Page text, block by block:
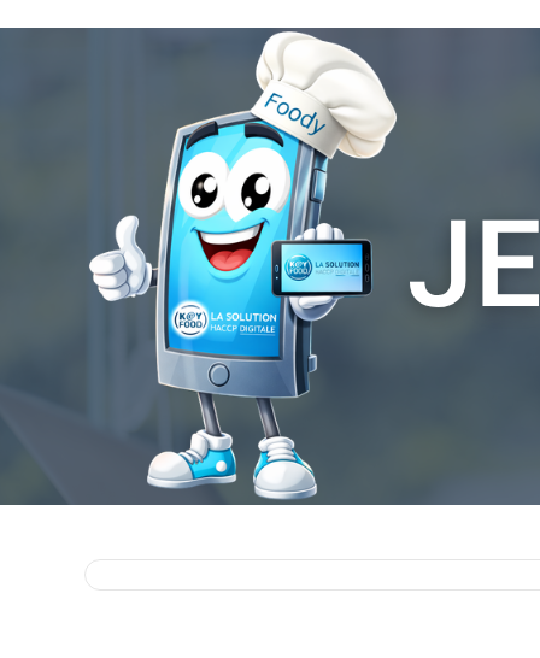
Avoir des clients satisfaits est notre plus belle récompense !
Découvrez le témoignage de Jacques Lorentz, le gérant et chef de
cuisine de l'hôtel restaurant au Tilleul à Mittelhausbergen.
"L'hôtel restaurant au Tilleul à Mittelhausbergen est une affaire famililale
fonctionnement d'hygiène et de traçabilité.